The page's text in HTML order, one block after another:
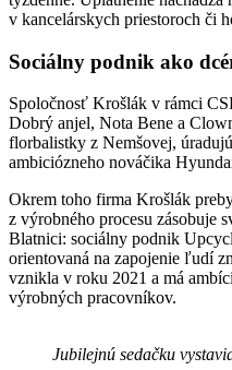
v kancelárskych priestoroch či
Sociálny podnik ako
Spoločnosť Krošlák v rámci
Dobrý anjel, Nota Bene a
florbalistky z Nemšovej,
ambiciózneho nováčika
Okrem toho firma Krošlák
z výrobného procesu zásobuje
Blatnici: sociálny podnik
orientovaná na zapojenie ľudí
vznikla v roku 2021 a má
výrobných pracovníkov.
Jubilejnú sedačku